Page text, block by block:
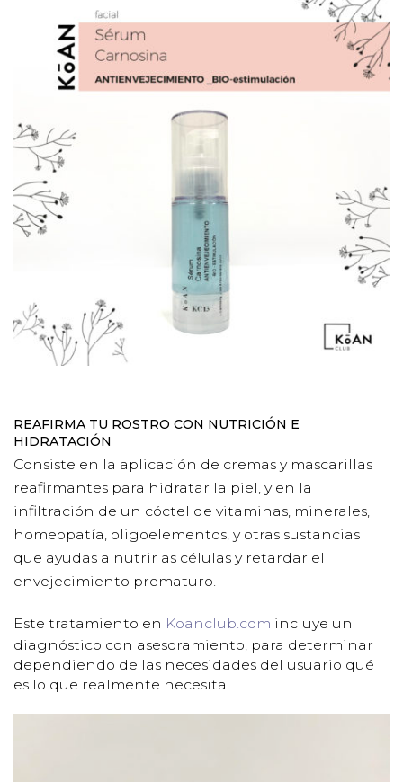
REAFIRMA TU ROSTRO CON NUTRICIÓN E
HIDRATACIÓN
Consiste en la aplicación de cremas y mascarillas
reafirmantes para hidratar la piel, y en la
infiltración de un cóctel de vitaminas, minerales,
homeopatía, oligoelementos, y otras sustancias
que ayudas a nutrir as células y retardar el
envejecimiento prematuro.
Este tratamiento en Koanclub.com incluye un
diagnóstico con asesoramiento, para determinar
dependiendo de las necesidades del usuario qué
es lo que realmente necesita.